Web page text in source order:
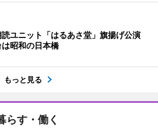
読ユニット「はるあさ堂」旗揚げ公演
昭和の日本橋
もっと見る
らす・働く